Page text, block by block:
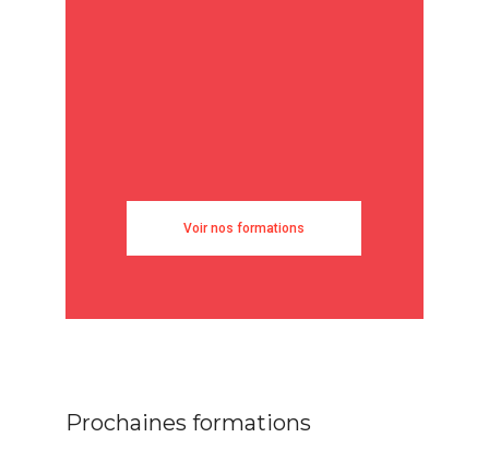
Voir nos formations
Prochaines formations